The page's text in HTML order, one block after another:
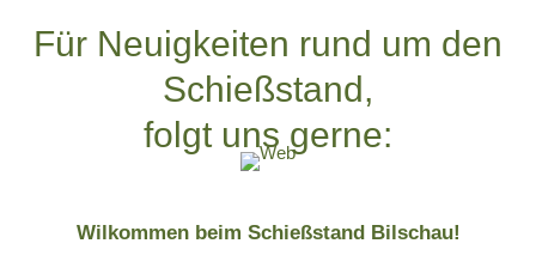
Für Neuigkeiten rund um den
Schießstand,
folgt uns gerne:
Wilkommen beim Schießstand Bilschau!